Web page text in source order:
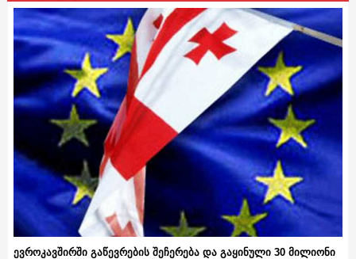
ევროკავშირში გაწევრების შეჩერება და გაყინული 30 მილიონი